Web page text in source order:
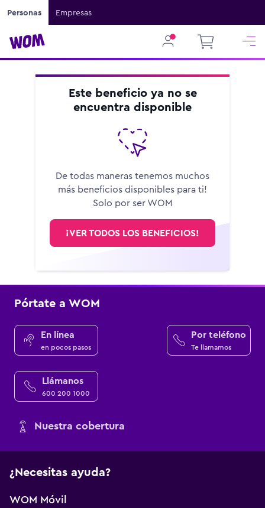
Personas Empresas
Este beneficio ya no se
encuentra disponible
De todas maneras tenemos muchos
más beneficios disponibles para ti!
Solo por ser WOM
¡VER TODOS LOS BENEFICIOS!
Pórtate a WOM
En línea
en pocos pasos
Por teléfono
Te llamamos
Llámanos
600 200 1000
Nuestra cobertura
¿Necesitas ayuda?
WOM Móvil